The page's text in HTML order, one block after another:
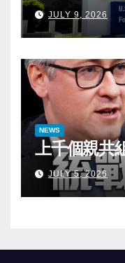
JULY 9, 2026
NEWS
上千個親共
JULY 5, 2026